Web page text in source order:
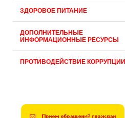
ЗДОРОВОЕ ПИТАНИЕ
ДОПОЛНИТЕЛЬНЫЕ
ИНФОРМАЦИОННЫЕ РЕСУРСЫ
ПРОТИВОДЕЙСТВИЕ КОРРУПЦИИ